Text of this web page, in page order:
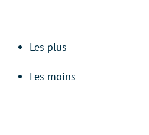
Les plus
Les moins